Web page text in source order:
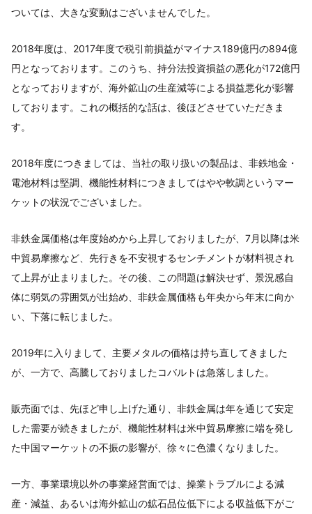
ついては、大きな変動はございませんでした。
2018年度は、2017年度で税引前損益がマイナス189億円の894億
円となっております。このうち、持分法投資損益の悪化が172億円
となっておりますが、海外鉱山の生産減等による損益悪化が影響
しております。これの概括的な話は、後ほどさせていただきま
す。
2018年度につきましては、当社の取り扱いの製品は、非鉄地金・
電池材料は堅調、機能性材料につきましてはやや軟調というマー
ケットの状況でございました。
非鉄金属価格は年度始めから上昇しておりましたが、7月以降は米
中貿易摩擦など、先行きを不安視するセンチメントが材料視され
て上昇が止まりました。その後、この問題は解決せず、景況感自
体に弱気の雰囲気が出始め、非鉄金属価格も年央から年末に向か
い、下落に転じました。
2019年に入りまして、主要メタルの価格は持ち直してきました
が、一方で、高騰しておりましたコバルトは急落しました。
販売面では、先ほど申し上げた通り、非鉄金属は年を通じて安定
した需要が続きましたが、機能性材料は米中貿易摩擦に端を発し
た中国マーケットの不振の影響が、徐々に色濃くなりました。
一方、事業環境以外の事業経営面では、操業トラブルによる減
産・減益、あるいは海外鉱山の鉱石品位低下による収益低下がご